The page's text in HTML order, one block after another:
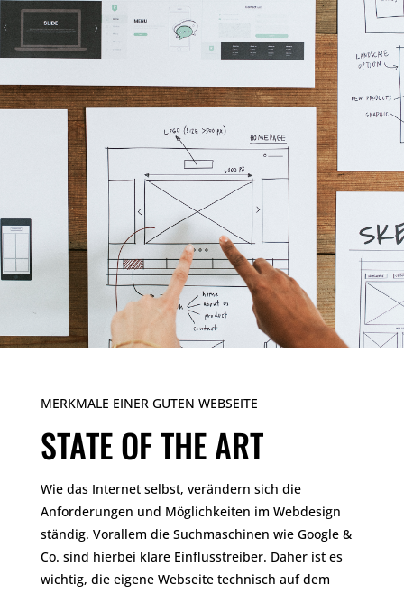
MERKMALE EINER GUTEN WEBSEITE
STATE OF THE ART
Wie das Internet selbst, verändern sich die
Anforderungen und Möglichkeiten im Webdesign
ständig. Vorallem die Suchmaschinen wie Google &
Co. sind hierbei klare Einflusstreiber. Daher ist es
wichtig, die eigene Webseite technisch auf dem